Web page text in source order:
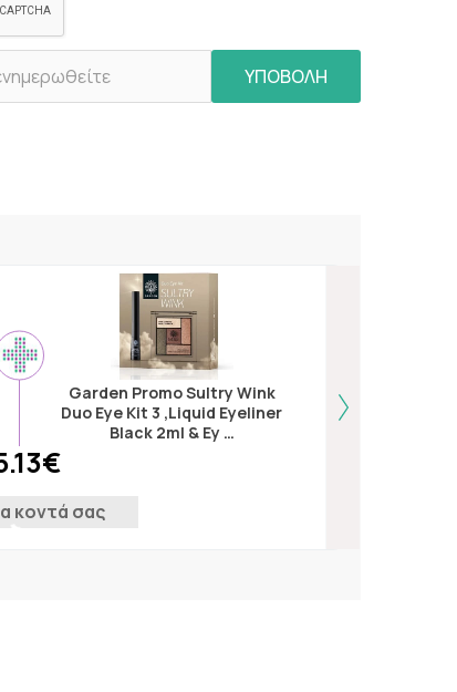
ΥΠΟΒΟΛΗ
Garden Promo Sultry Wink
Duo Eye Kit 3 ,Liquid Eyeliner
Black 2ml & Ey …
κοντά σας